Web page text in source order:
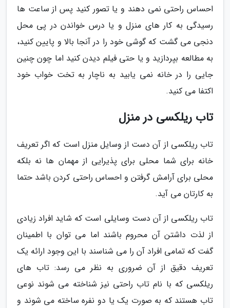
احساس راحتی نمی دهند و یا تصور کنید پس از ساعت ها
رسیدگی به کار های منزل و یا درس خواندن در پی محل
دنجی می گشت که گوشی خود را در آنجا بالا و پایین کنید،
به مطالعه بپردازید و یا حتی فیلم دیدن کنید اما چون چنین
جایی را در خانه نمی یابید به ناچار به تخت خواب خود
اکتفا می کنید.
تاب ریلکسی در منزل
تاب ریلکسی از آن دست از وسایل منزل است که اگر تعریف
خانه برای شما محلی برای پذیرایی از مهمان ها نه بلکه
محلی برای آرامش گرفتن و احساس راحتی کردن باشد حتما
به کارتان می آید.
تاب ریلکسی از آن دست وسایلی است که شاید افراد زیادی
از لذت داشتن آن محروم باشند اما می توان با اطمینان
گفت که تمامی افراد آن را می شناسند با این وجود ارائه یک
تعریف دقیق از آن ضروری به نظر می رسد: تاب های
ریلکسی که با نام تاب راحتی نیز شناخته می شوند نوعی
تاب هستند که به صورت یک یا دو نفره ساخته می شوند و